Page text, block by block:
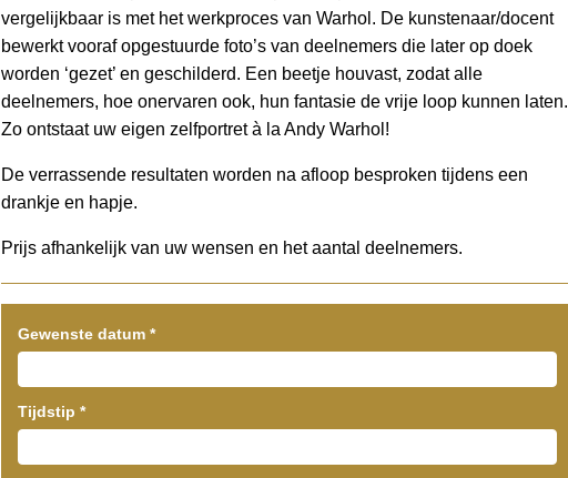
vergelijkbaar is met het werkproces van Warhol. De kunstenaar/docent
bewerkt vooraf opgestuurde foto’s van deelnemers die later op doek
worden ‘gezet’ en geschilderd. Een beetje houvast, zodat alle
deelnemers, hoe onervaren ook, hun fantasie de vrije loop kunnen laten.
Zo ontstaat uw eigen zelfportret à la Andy Warhol!
De verrassende resultaten worden na afloop besproken tijdens een
drankje en hapje.
Prijs afhankelijk van uw wensen en het aantal deelnemers.
Gewenste datum *
Tijdstip *